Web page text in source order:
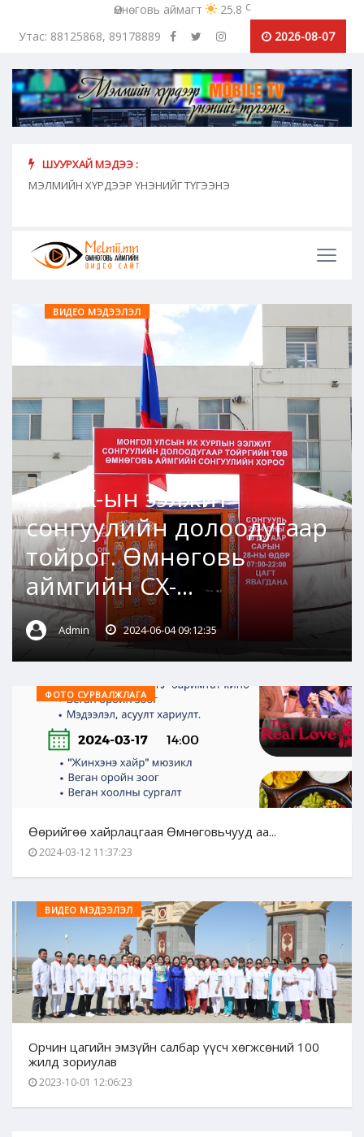
Өмнөговь аймагт 25.8 c
Утас: 88125868, 89178889
2026-08-07
ШУУРХАЙ МЭДЭЭ :
МЭЛМИЙН ХҮРДЭЭР ҮНЭНИЙГ ТҮГЭЭНЭ
ВИДЕО МЭДЭЭЛЭЛ
МУИХ-ын ээлжит
сонгуулийн долоодугаар
тойрог. Өмнөговь
аймгийн СХ-...
Admin 2024-06-04 09:12:35
ФОТО СУРВАЛЖЛАГА
Өөрийгөө хайрлацгаая Өмнөговьчууд аа...
2024-03-12 11:37:23
ВИДЕО МЭДЭЭЛЭЛ
Орчин цагийн эмзүйн салбар үүсч хөгжсөний 100
жилд зориулав
2023-10-01 12:06:23